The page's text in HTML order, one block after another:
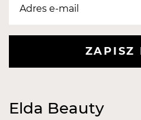
ZAPISZ
Elda Beauty